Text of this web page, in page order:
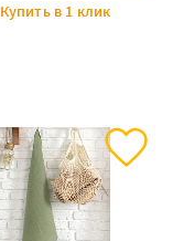
Купить в 1 клик